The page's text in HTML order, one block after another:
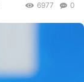
0
6977